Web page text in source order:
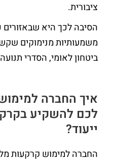
ציבורית.
הסיבה לכך היא שבאזורים
משמעותיות מנימוקים
ביטחון לאומי, הסדרי
איך החברה
לכם להשקיע
ייעוד?